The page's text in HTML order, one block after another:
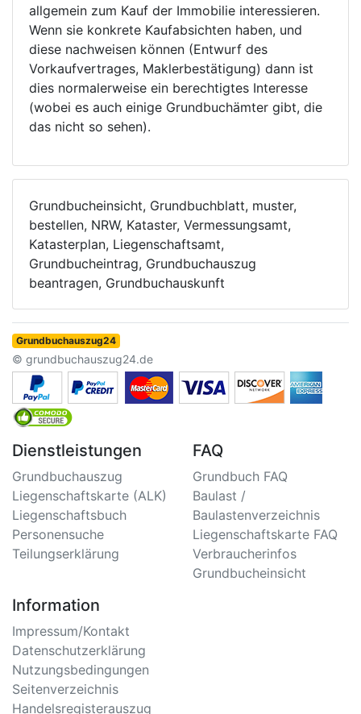
allgemein zum Kauf der Immobilie interessieren.
Wenn sie konkrete Kaufabsichten haben, und
diese nachweisen können (Entwurf des
Vorkaufvertrages, Maklerbestätigung) dann ist
dies normalerweise ein berechtigtes Interesse
(wobei es auch einige Grundbuchämter gibt, die
das nicht so sehen).
Grundbucheinsicht, Grundbuchblatt, muster,
bestellen, NRW, Kataster, Vermessungsamt,
Katasterplan, Liegenschaftsamt,
Grundbucheintrag, Grundbuchauszug
beantragen, Grundbuchauskunft
Grundbuchauszug24
© grundbuchauszug24.de
Dienstleistungen
Grundbuchauszug
Liegenschaftskarte (ALK)
Liegenschaftsbuch
Personensuche
Teilungserklärung
FAQ
Grundbuch FAQ
Baulast /
Baulastenverzeichnis
Liegenschaftskarte FAQ
Verbraucherinfos
Grundbucheinsicht
Information
Impressum/Kontakt
Datenschutzerklärung
Nutzungsbedingungen
Seitenverzeichnis
Handelsregisterauszug